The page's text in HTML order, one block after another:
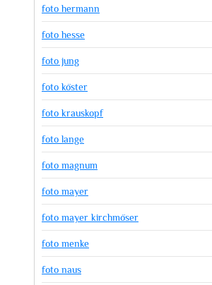
foto hermann
foto hesse
foto jung
foto köster
foto krauskopf
foto lange
foto magnum
foto mayer
foto mayer kirchmöser
foto menke
foto naus